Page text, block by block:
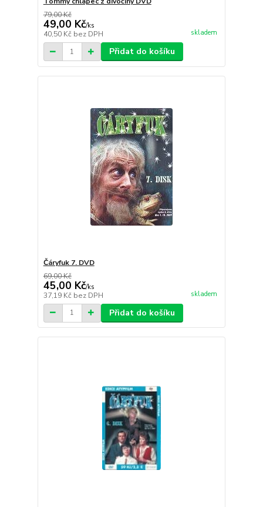
79,00 Kč
49,00 Kč/ks
40,50 Kč bez DPH skladem
Přidat do košíku
Čáryfuk 7. DVD
69,00 Kč
45,00 Kč/ks
37,19 Kč bez DPH skladem
Přidat do košíku